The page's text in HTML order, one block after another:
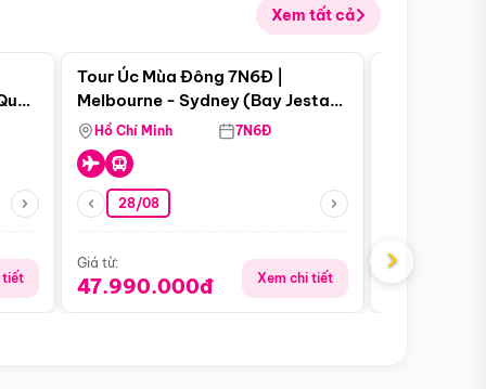
Xem tất cả
tiết
Điểm nổi bật
Tour Úc Mùa Đông 7N6Đ |
Melbourne - Sydney (Bay Jestar
Airways)
Hồ Chí Minh 7N6Đ
28/08
Giá từ:
47.990.000đ Xem chi tiết
Giá từ:
›